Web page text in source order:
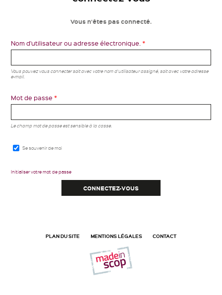
Vous n'êtes pas connecté.
Nom d'utilisateur ou adresse électronique.*
Vous pouvez vous connecter soit avec votre nom d'utilisateur assigné, soit avec votre adresse
e-mail.
Mot de passe*
Le champ mot de passe est sensible à la casse.
Se souvenir de moi
Initialiser votre mot de passe
PLAN DU SITE MENTIONS LÉGALES CONTACT